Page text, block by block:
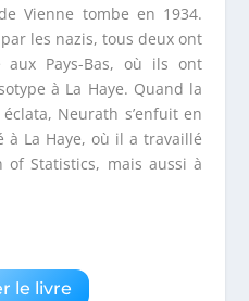
Vienne tombe en 1934.
les nazis, tous deux ont
Pays-Bas, où ils ont
à La Haye. Quand la
Neurath s’enfuit en
à La Haye, où il a travaillé
Statistics, mais aussi à
le livre